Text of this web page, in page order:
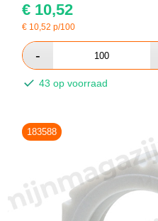
€ 10,52
€ 10,52 p/100
43 op voorraad
183588